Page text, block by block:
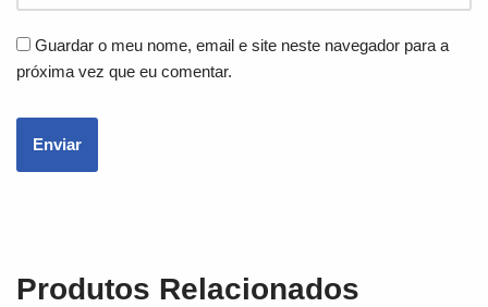
Guardar o meu nome, email e site neste navegador para a
próxima vez que eu comentar.
Produtos Relacionados